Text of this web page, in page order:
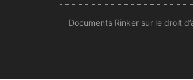
Documents Rinker sur le droit